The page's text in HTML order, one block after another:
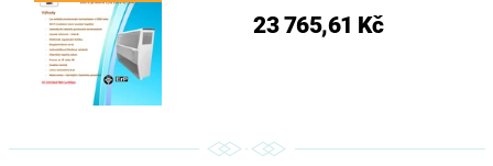
23 765,61 Kč